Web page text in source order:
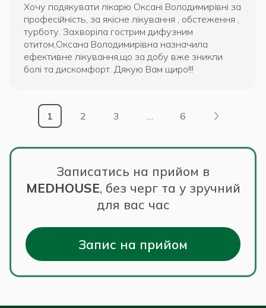
Хочу подякувати лікарю Оксані Володимирівні за
професійність, за якісне лікування , обстеження ,
турботу. Захворіла гострим дифузним
отитом,Оксана Володимирівна назначила
ефективне лікування,що за добу вже зникли
болі та дискомфорт. Дякую Вам щиро!!!
1 2 3 6
Записатись на прийом в
MEDHOUSE, без черг та у зручний
для вас час
Запис на прийом